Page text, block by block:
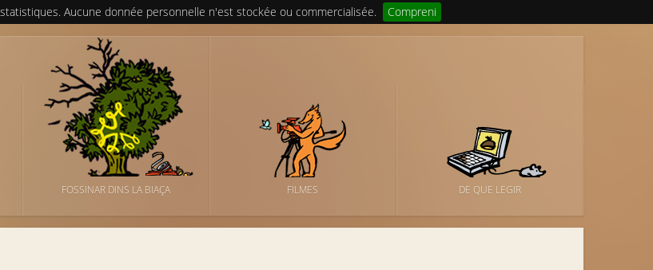
Aucune donnée personnelle n'est stockée ou commercialisée. Compreni
FOSSINAR DINS LA BIAÇA FILMES DE QUE LEGIR